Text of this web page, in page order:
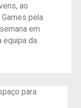
ao
pela
em
equipa da